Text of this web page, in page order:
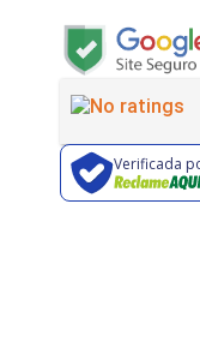
Verificada